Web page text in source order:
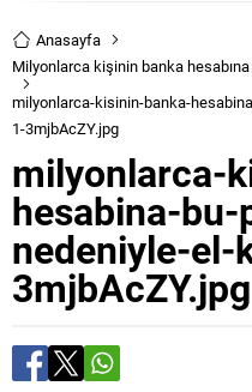
Anasayfa
Milyonlarca kişinin banka
milyonlarca-kisinin-banka-
1-3mjbAcZY.jpg
milyonlarca-
hesabina-
nedeniyle-el-
3mjbAcZY.jpg